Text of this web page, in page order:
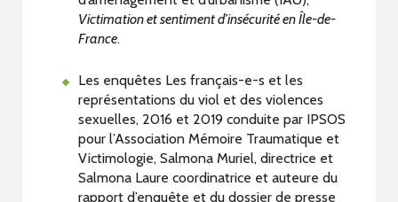
Victimation et sentiment d’insécurité en Île-de-
France.
Les enquêtes Les français-e-s et les
représentations du viol et des violences
sexuelles, 2016 et 2019 conduite par IPSOS
pour l’Association Mémoire Traumatique et
Victimologie, Salmona Muriel, directrice et
Salmona Laure coordinatrice et auteure du
rapport d’enquête et du dossier de presse